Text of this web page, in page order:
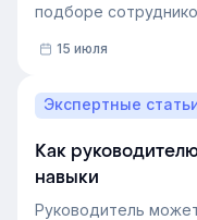
подборе
В этой статье
и внутренних
искать полностью
развивать нужные
15 июля
Экспертные
Как
навыки
Руководитель